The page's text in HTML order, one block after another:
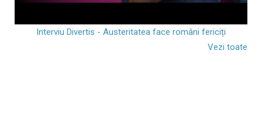
Interviu Divertis - Austeritatea face români fericiți
Vezi toate